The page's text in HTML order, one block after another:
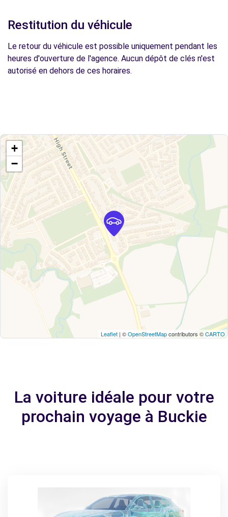
Restitution du véhicule
Le retour du véhicule est possible uniquement pendant les
heures d'ouverture de l'agence. Aucun dépôt de clés n'est
autorisé en dehors de ces horaires.
+
−
Leaflet | ©OpenStreetMapcontributors ©CARTO
La voiture idéale pour votre
prochain voyage à Buckie